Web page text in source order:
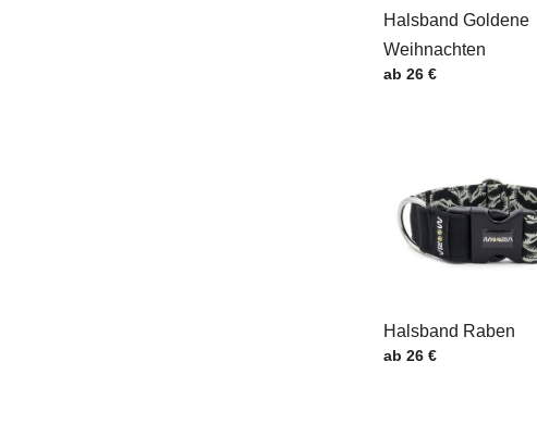
Halsband Goldene
Weihnachten
Preis mit MwSt.
ab 26 €
Halsband Raben
Preis mit MwSt.
ab 26 €